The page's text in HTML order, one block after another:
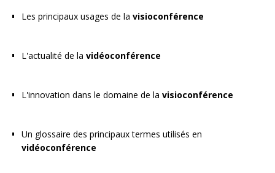
Les principaux usages de la visioconférence
L'actualité de la vidéoconférence
L'innovation dans le domaine de la visioconférence
Un glossaire des principaux termes utilisés en
vidéoconférence